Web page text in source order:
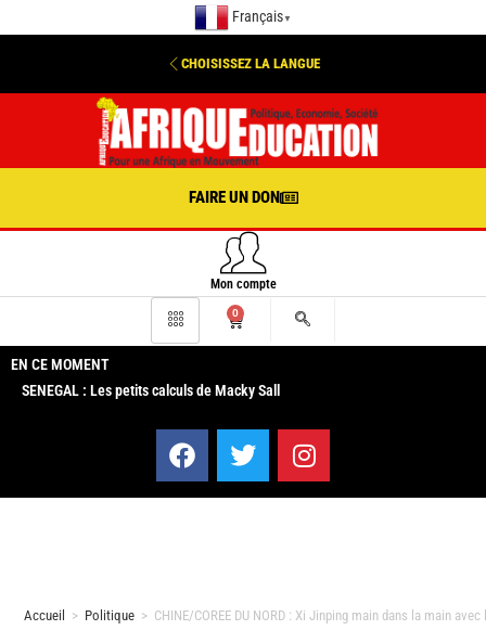
Français ▼
CHOISISSEZ LA LANGUE
FAIRE UN DON
Mon compte
0
EN CE MOMENT
SENEGAL : Les petits calculs de Macky Sall
Accueil > Politique > CHINE/COREE DU NORD : Xi Jinping main dans la main